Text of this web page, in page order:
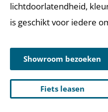
lichtdoorlatendheid,
is geschikt voor iedere
Showroom bezoeken
Fiets leasen